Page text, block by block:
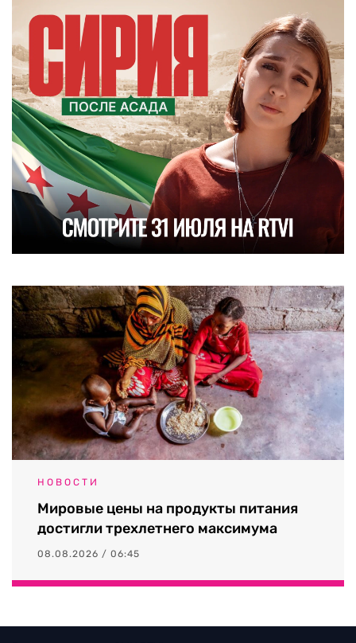
НОВОСТИ
Мировые цены на продукты питания
достигли трехлетнего максимума
08.08.2026 / 06:45